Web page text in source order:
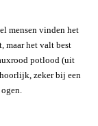
mensen vinden het
maar het valt best
potlood (uit
zeker bij een